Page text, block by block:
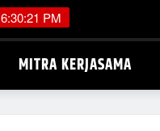
6:30:21 PM
MITRA KERJASAMA